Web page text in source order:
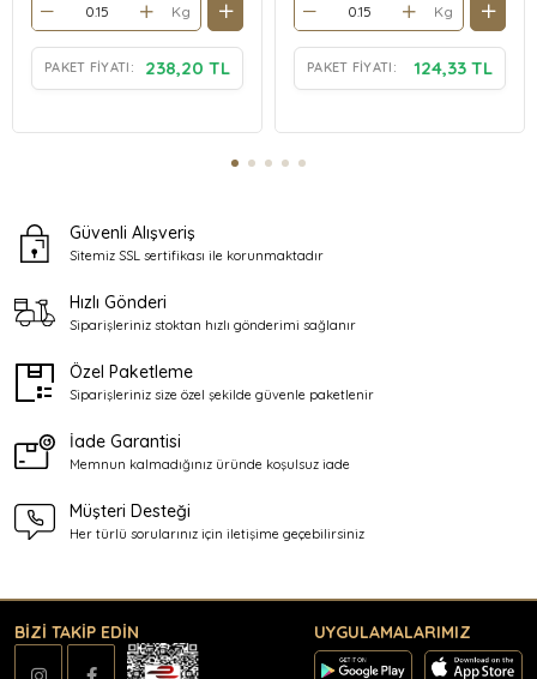
Kg
PAKET FIYATI: 238,20 TL
Kg
PAKET FIYATI: 124,33 TL
Güvenli Alışveriş
Sitemiz SSL sertifikası ile korunmaktadır
Hızlı Gönderi
Siparişleriniz stoktan hızlı gönderimi sağlanır
Özel Paketleme
Siparişleriniz size özel şekilde güvenle paketlenir
İade Garantisi
Memnun kalmadığınız üründe koşulsuz iade
Müşteri Desteği
Her türlü sorularınız için iletişime geçebilirsiniz
BİZİ TAKİP EDİN UYGULAMALARIMIZ